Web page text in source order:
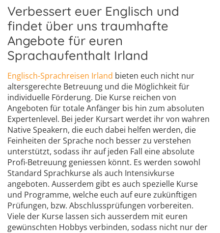
Verbessert euer Englisch und
findet über uns traumhafte
Angebote für euren
Sprachaufenthalt Irland
Englisch-Sprachreisen Irland bieten euch nicht nur
altersgerechte Betreuung und die Möglichkeit für
individuelle Förderung. Die Kurse reichen von
Angeboten für totale Anfänger bis hin zum absoluten
Expertenlevel. Bei jeder Kursart werdet ihr von wahren
Native Speakern, die euch dabei helfen werden, die
Feinheiten der Sprache noch besser zu verstehen
unterstützt, sodass ihr auf jeden Fall eine absolute
Profi-Betreuung geniessen könnt. Es werden sowohl
Standard Sprachkurse als auch Intensivkurse
angeboten. Ausserdem gibt es auch spezielle Kurse
und Programme, welche euch auf eure zukünftigen
Prüfungen, bzw. Abschlussprüfungen vorbereiten.
Viele der Kurse lassen sich ausserdem mit euren
gewünschten Hobbys verbinden, sodass nicht nur der